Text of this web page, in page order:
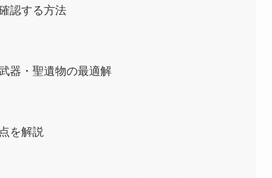
認する方法
器・聖遺物の最適解
を解説